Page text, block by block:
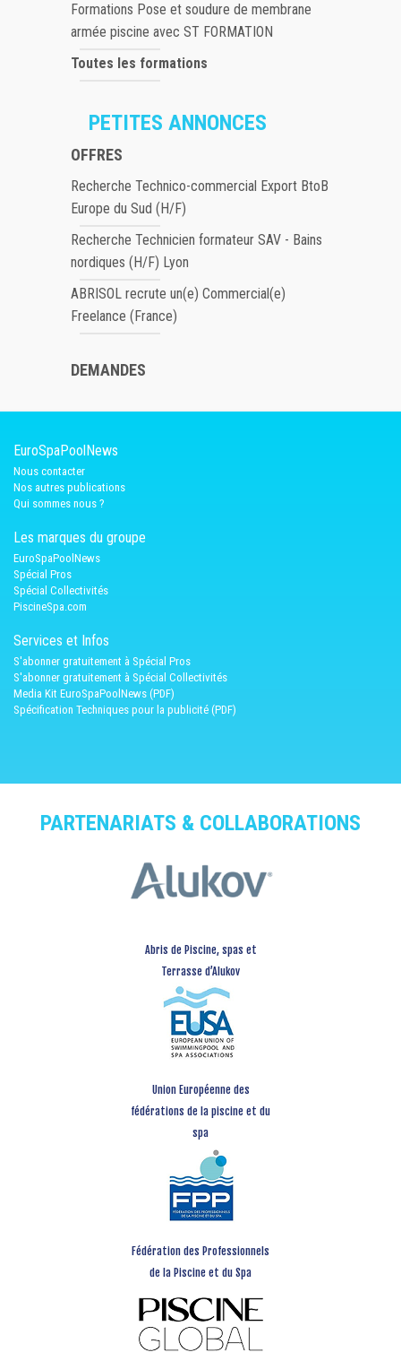
Formations Pose et soudure de membrane
armée piscine avec ST FORMATION
Toutes les formations
PETITES ANNONCES
OFFRES
Recherche Technico-commercial Export BtoB
Europe du Sud (H/F)
Recherche Technicien formateur SAV - Bains
nordiques (H/F) Lyon
ABRISOL recrute un(e) Commercial(e)
Freelance (France)
DEMANDES
EuroSpaPoolNews
Nous contacter
Nos autres publications
Qui sommes nous ?
Les marques du groupe
EuroSpaPoolNews
Spécial Pros
Spécial Collectivités
PiscineSpa.com
Services et Infos
S'abonner gratuitement à Spécial Pros
S'abonner gratuitement à Spécial Collectivités
Media Kit EuroSpaPoolNews (PDF)
Spécification Techniques pour la publicité (PDF)
PARTENARIATS & COLLABORATIONS
Abris de Piscine, spas et
Terrasse d’Alukov
Union Européenne des
fédérations de la piscine et du
spa
Fédération des Professionnels
de la Piscine et du Spa